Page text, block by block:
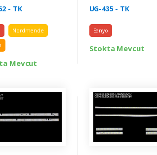
- TK
Nordmende
Mevcut
UG-435 - TK
Sanyo
Stokta Mevcut